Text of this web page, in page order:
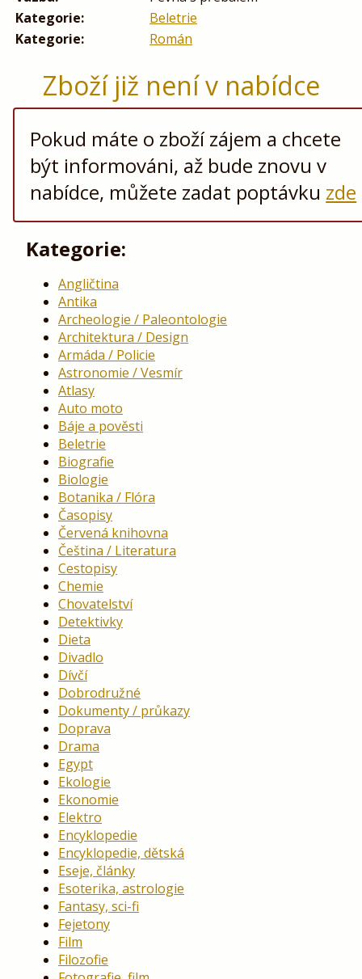
Kategorie:
Beletrie
Kategorie:
Román
Zboží již není v nabídce
Pokud máte o zboží zájem a chcete
být informováni, až bude znovu v
nabídce, můžete zadat poptávku zde
Kategorie:
Angličtina
Antika
Archeologie / Paleontologie
Architektura / Design
Armáda / Policie
Astronomie / Vesmír
Atlasy
Auto moto
Báje a pověsti
Beletrie
Biografie
Biologie
Botanika / Flóra
Časopisy
Červená knihovna
Čeština / Literatura
Cestopisy
Chemie
Chovatelství
Detektivky
Dieta
Divadlo
Dívčí
Dobrodružné
Dokumenty / průkazy
Doprava
Drama
Egypt
Ekologie
Ekonomie
Elektro
Encyklopedie
Encyklopedie, dětská
Eseje, články
Esoterika, astrologie
Fantasy, sci-fi
Fejetony
Film
Filozofie